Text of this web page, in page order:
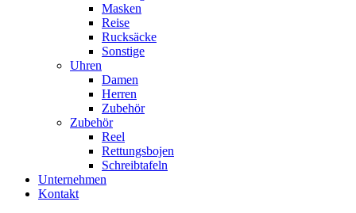
Masken
Reise
Rucksäcke
Sonstige
Uhren
Damen
Herren
Zubehör
Zubehör
Reel
Rettungsbojen
Schreibtafeln
Unternehmen
Kontakt